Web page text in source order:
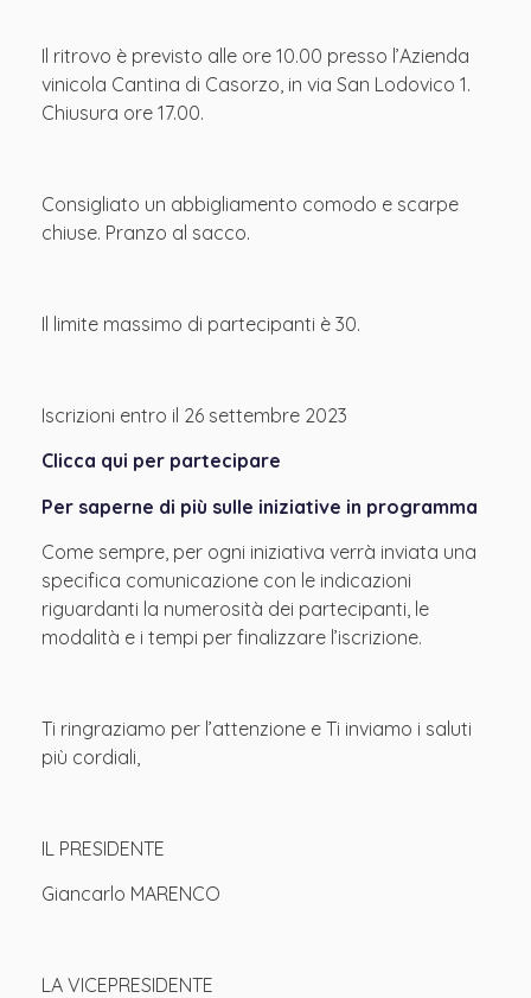
Il ritrovo è previsto alle ore 10.00 presso l’Azienda
vinicola Cantina di Casorzo, in via San Lodovico 1.
Chiusura ore 17.00.
Consigliato un abbigliamento comodo e scarpe
chiuse. Pranzo al sacco.
Il limite massimo di partecipanti è 30.
Iscrizioni entro il 26 settembre 2023
Clicca qui per partecipare
Per saperne di più sulle iniziative in programma
Come sempre, per ogni iniziativa verrà inviata una
specifica comunicazione con le indicazioni
riguardanti la numerosità dei partecipanti, le
modalità e i tempi per finalizzare l’iscrizione.
Ti ringraziamo per l’attenzione e Ti inviamo i saluti
più cordiali,
IL PRESIDENTE
Giancarlo MARENCO
LA VICEPRESIDENTE